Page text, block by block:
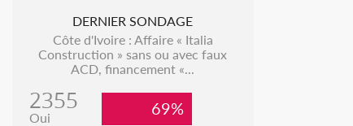
DERNIER SONDAGE
Côte d'Ivoire : Affaire « Italia
Construction » sans ou avec faux
ACD, financement «...
2355
Oui 69%